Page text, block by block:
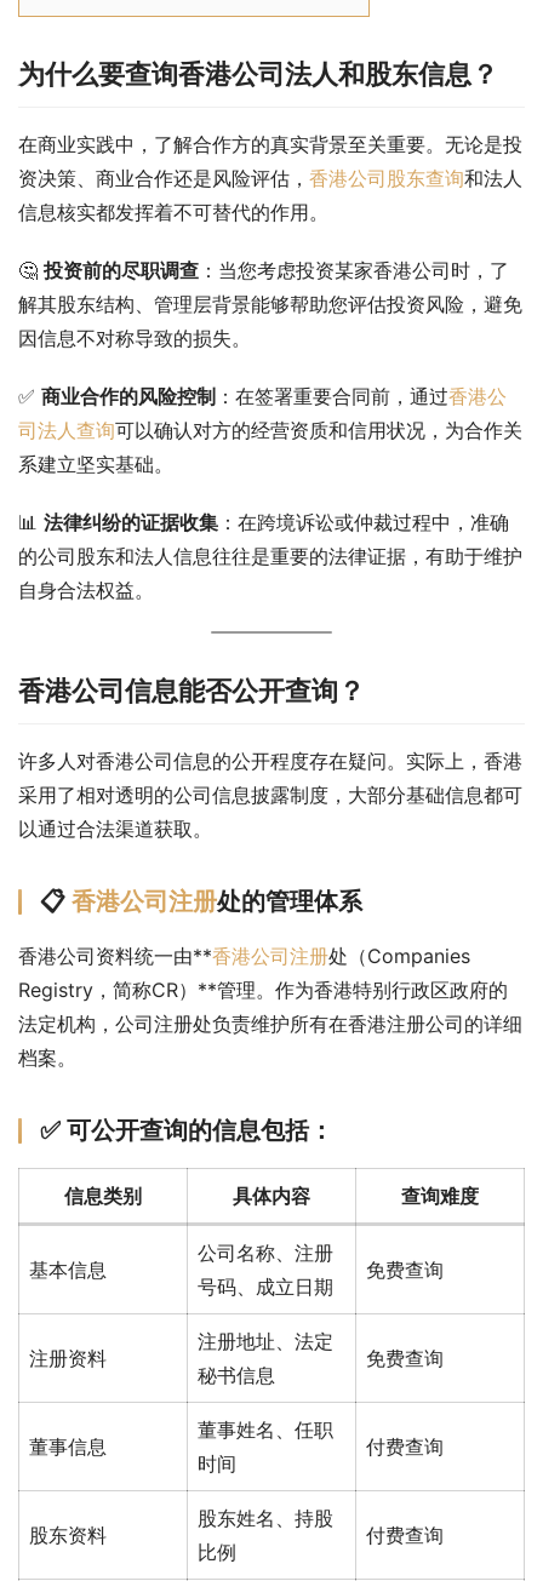
为什么要查询香港公司法人和股东信息？
在商业实践中，了解合作方的真实背景至关重要。无论是投
资决策、商业合作还是风险评估， 香港公司股东查询和法人
信息核实都发挥着不可替代的作用。
🤔 投资前的尽职调查 ：当您考虑投资某家香港公司时，了
解其股东结构、管理层背景能够帮助您评估投资风险，避免
因信息不对称导致的损失。
✅ 商业合作的风险控制 ：在签署重要合同前，通过香港公
司法人查询可以确认对方的经营资质和信用状况，为合作关
系建立坚实基础。
📊 法律纠纷的证据收集 ：在跨境诉讼或仲裁过程中，准确
的公司股东和法人信息往往是重要的法律证据，有助于维护
自身合法权益。
香港公司信息能否公开查询？
许多人对香港公司信息的公开程度存在疑问。实际上，香港
采用了相对透明的公司信息披露制度，大部分基础信息都可
以通过合法渠道获取。
📋 香港公司注册处的管理体系
香港公司资料统一由**香港公司注册处（Companies
Registry，简称CR）**管理。作为香港特别行政区政府的
法定机构，公司注册处负责维护所有在香港注册公司的详细
档案。
✅ 可公开查询的信息包括：
信息类别 具体内容 查询难度
基本信息
公司名称、注册
号码、成立日期
免费查询
注册资料
注册地址、法定
秘书信息
免费查询
董事信息
董事姓名、任职
时间
付费查询
股东资料
股东姓名、持股
比例
付费查询